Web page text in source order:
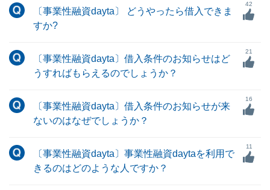
〔事業性融資dayta〕 どうやったら借入できま
すか?
42
〔事業性融資dayta〕借入条件のお知らせはど
うすればもらえるのでしょうか？
21
〔事業性融資dayta〕借入条件のお知らせが来
ないのはなぜでしょうか？
16
〔事業性融資dayta〕事業性融資daytaを利用で
きるのはどのような人ですか？
11